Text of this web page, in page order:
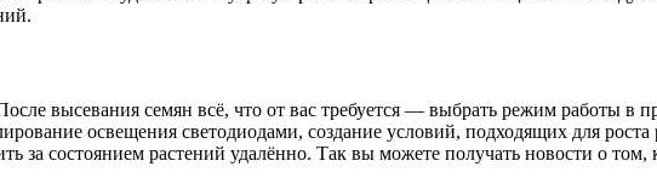
высевания семян всё, что от вас требуется — выбрать режим работы в
освещения светодиодами, создание условий, подходящих для роста
состоянием растений удалённо. Так вы можете получать новости о том,